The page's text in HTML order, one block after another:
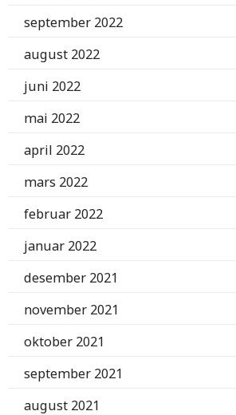
september 2022
august 2022
juni 2022
mai 2022
april 2022
mars 2022
februar 2022
januar 2022
desember 2021
november 2021
oktober 2021
september 2021
august 2021